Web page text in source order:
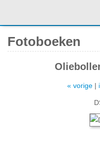
Fotoboeken
« vorige|